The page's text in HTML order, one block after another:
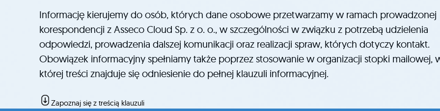
Informację kierujemy do osób, których dane osobowe przetwarzamy w ramach prowadzonej
korespondencji z Asseco Cloud Sp. z o. o., w szczególności w związku z potrzebą udzielenia
odpowiedzi, prowadzenia dalszej komunikacji oraz realizacji spraw, których dotyczy kontakt.
Obowiązek informacyjny spełniamy także poprzez stosowanie w organizacji stopki mailowej,
której treści znajduje się odniesienie do pełnej klauzuli informacyjnej.
Zapoznaj się z treścią klauzuli